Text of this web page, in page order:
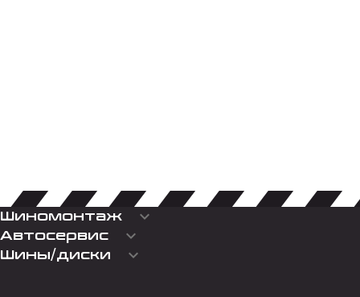
Шиномонтаж keyboard_arrow_down
Автосервис keyboard_arrow_down
Шины/диски keyboard_arrow_down